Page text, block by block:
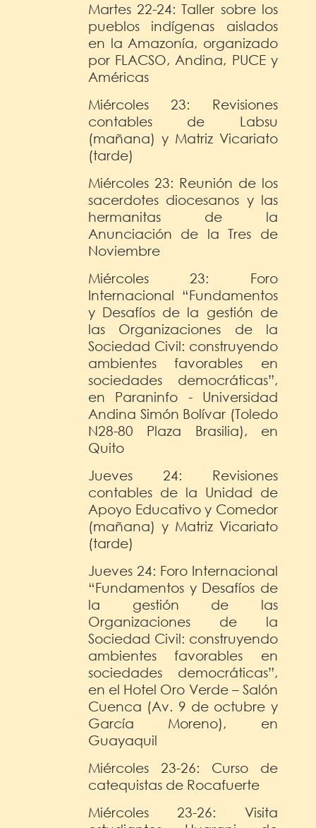
Martes 22-24: Taller sobre los
pueblos indígenas aislados
en la Amazonía, organizado
por FLACSO, Andina, PUCE y
Américas
Miércoles 23: Revisiones
contables de Labsu
(mañana) y Matriz Vicariato
(tarde)
Miércoles 23: Reunión de los
sacerdotes diocesanos y las
hermanitas de la
Anunciación de la Tres de
Noviembre
Miércoles 23: Foro
Internacional “Fundamentos
y Desafíos de la gestión de
las Organizaciones de la
Sociedad Civil: construyendo
ambientes favorables en
sociedades democráticas”,
en Paraninfo - Universidad
Andina Simón Bolívar (Toledo
N28-80 Plaza Brasilia), en
Quito
Jueves 24: Revisiones
contables de la Unidad de
Apoyo Educativo y Comedor
(mañana) y Matriz Vicariato
(tarde)
Jueves 24: Foro Internacional
“Fundamentos y Desafíos de
la gestión de las
Organizaciones de la
Sociedad Civil: construyendo
ambientes favorables en
sociedades democráticas”,
en el Hotel Oro Verde – Salón
Cuenca (Av. 9 de octubre y
García Moreno), en
Guayaquil
Miércoles 23-26: Curso de
catequistas de Rocafuerte
Miércoles 23-26: Visita